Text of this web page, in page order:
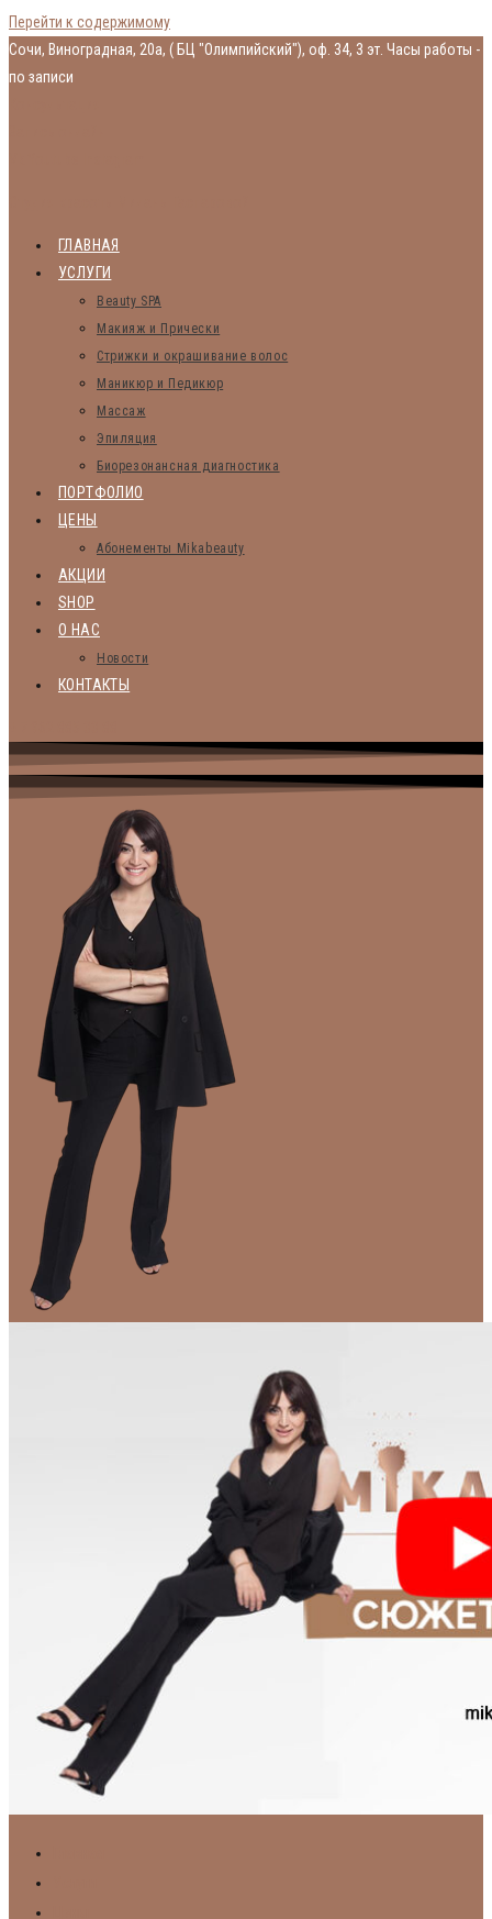
Перейти к содержимому
Сочи, Виноградная, 20а, ( БЦ "Олимпийский"), оф. 34, 3 эт. Часы работы -
по записи
ГЛАВНАЯ
УСЛУГИ
Beauty SPA
Макияж и Прически
Стрижки и окрашивание волос
Маникюр и Педикюр
Массаж
Эпиляция
Биорезонансная диагностика
ПОРТФОЛИО
ЦЕНЫ
Абонементы Mikabeauty
АКЦИИ
SHOP
О НАС
Новости
КОНТАКТЫ